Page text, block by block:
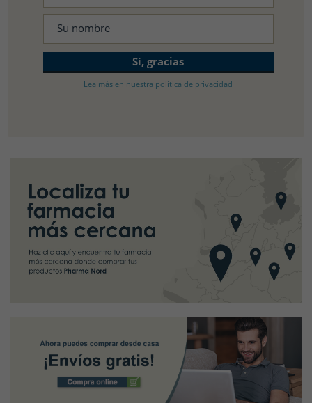
Lea más en nuestra política de privacidad